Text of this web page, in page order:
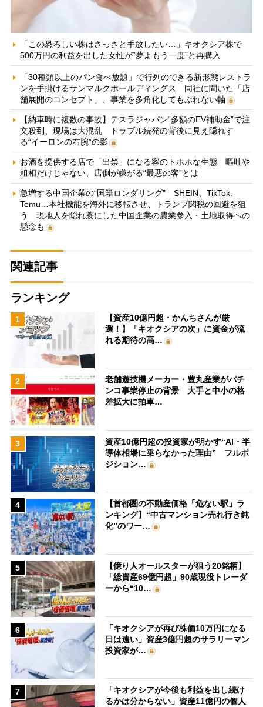
「この恐ろしい株はさっさと手放したい…」キオクシア株で
500万円の利益を出した女性が“夢よもう一度”と再購入
「30種類以上のパン食べ放題」で行列のできる新形態レストラ
ンを手掛けるサンマルクホールディングス 同社に聞いた「店
舗展開のコンセプト」、事業を多角化してもぶれない軸
【納車時に複数の事故】テスラジャパン“多額のEV補助金”で注
文殺到、現場は大混乱 トラブル続発の背後に見え隠れす
る“イーロンの右腕”の影
お酒を提供する店で「出禁」になる客のトホホな生態 嘔吐や
粗相だけじゃない、店側が嫌がる“最悪の客”とは
急増する中国企業の“国籍ロンダリング” SHEIN、TikTok、
Temu…本社機能を海外に移転させ、トランプ関税の回避を狙
う 現地人を隠れ蓑にした中国企業の農業参入・土地取得への
懸念も
関連記事
ランキング
1
【資産10億円超・かんちさんが厳
選！】「キオクシアの次」に資金が流
れる期待の高…
2
老舗遊技機メーカー・豊丸産業がパチ
ンコ事業停止の背景 大手と中小の格
差拡大に拍車…
3
資産10億円超の投資家が明かす“AI・半
導体相場に乗らなかった理由” フルポ
ジション…
4
【首都圏の不動産価格「危ない駅」ラ
ンキング】“中古マンション売れ行き鈍
化”のワー…
5
【億り人オールスターが狙う20銘柄】
「総資産69億円超」90歳現役トレーダ
ーから“10…
6
「キオクシアが再び株価10万円になる
日は遠い」資産3億円超のサラリーマン
投資家が…
7
「キオクシアが今後も利益を出し続け
るかは分からない」資産11億円の個人